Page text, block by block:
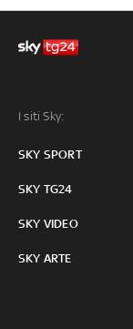
I siti Sky:
SKY SPORT
SKY TG24
SKY VIDEO
SKY ARTE